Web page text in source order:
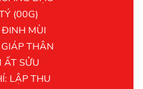
(00G)
ĐINH MÙI
THÂN
ẤT SỬU
LẬP THU